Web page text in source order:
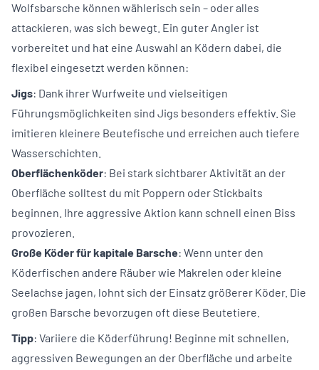
Wolfsbarsche können wählerisch sein – oder alles
attackieren, was sich bewegt. Ein guter Angler ist
vorbereitet und hat eine Auswahl an Ködern dabei, die
flexibel eingesetzt werden können:
Jigs: Dank ihrer Wurfweite und vielseitigen
Führungsmöglichkeiten sind Jigs besonders effektiv. Sie
imitieren kleinere Beutefische und erreichen auch tiefere
Wasserschichten.
Oberflächenköder: Bei stark sichtbarer Aktivität an der
Oberfläche solltest du mit Poppern oder Stickbaits
beginnen. Ihre aggressive Aktion kann schnell einen Biss
provozieren.
Große Köder für kapitale Barsche: Wenn unter den
Köderfischen andere Räuber wie Makrelen oder kleine
Seelachse jagen, lohnt sich der Einsatz größerer Köder. Die
großen Barsche bevorzugen oft diese Beutetiere.
Tipp: Variiere die Köderführung! Beginne mit schnellen,
aggressiven Bewegungen an der Oberfläche und arbeite